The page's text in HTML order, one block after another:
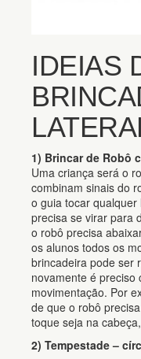
IDEIAS
1) Brincar de Robô
Uma criança será o
combinam sinais do
o guia tocar
precisa se virar para
o robô precisa
os alunos todos os
brincadeira pode ser
novamente é preciso
movimentação. Por
de que o robô
toque seja na
2) Tempestade –